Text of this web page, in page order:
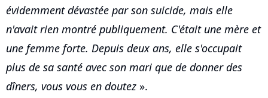
évidemment dévastée par son suicide, mais elle
n'avait rien montré publiquement. C'était une mère et
une femme forte. Depuis deux ans, elle s'occupait
plus de sa santé avec son mari que de donner des
dîners, vous vous en doutez ».